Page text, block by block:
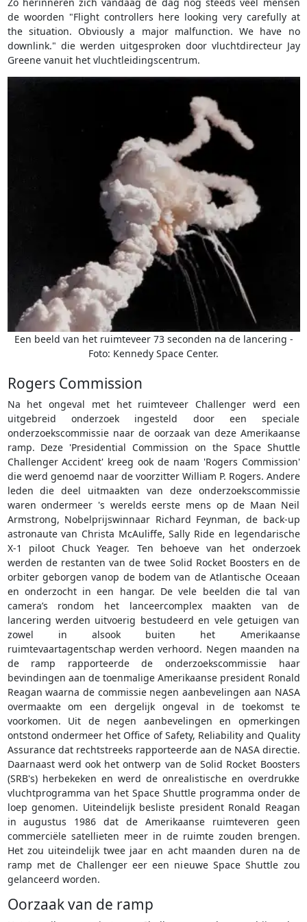
de woorden "Flight controllers here looking very carefully at
the situation. Obviously a major malfunction. We have no
downlink." die werden uitgesproken door vluchtdirecteur Jay
Greene vanuit het vluchtleidingscentrum.
Een beeld van het ruimteveer 73 seconden na de lancering -
Foto: Kennedy Space Center.
Rogers Commission
Na het ongeval met het ruimteveer Challenger werd een
uitgebreid onderzoek ingesteld door een speciale
onderzoekscommissie naar de oorzaak van deze Amerikaanse
ramp. Deze 'Presidential Commission on the Space Shuttle
Challenger Accident' kreeg ook de naam 'Rogers Commission'
die werd genoemd naar de voorzitter William P. Rogers. Andere
leden die deel uitmaakten van deze onderzoekscommissie
waren ondermeer 's werelds eerste mens op de Maan Neil
Armstrong, Nobelprijswinnaar Richard Feynman, de back-up
astronaute van Christa McAuliffe, Sally Ride en legendarische
X-1 piloot Chuck Yeager. Ten behoeve van het onderzoek
werden de restanten van de twee Solid Rocket Boosters en de
orbiter geborgen vanop de bodem van de Atlantische Oceaan
en onderzocht in een hangar. De vele beelden die tal van
camera’s rondom het lanceercomplex maakten van de
lancering werden uitvoerig bestudeerd en vele getuigen van
zowel in alsook buiten het Amerikaanse
ruimtevaartagentschap werden verhoord. Negen maanden na
de ramp rapporteerde de onderzoekscommissie haar
bevindingen aan de toenmalige Amerikaanse president Ronald
Reagan waarna de commissie negen aanbevelingen aan NASA
overmaakte om een dergelijk ongeval in de toekomst te
voorkomen. Uit de negen aanbevelingen en opmerkingen
ontstond ondermeer het Office of Safety, Reliability and Quality
Assurance dat rechtstreeks rapporteerde aan de NASA directie.
Daarnaast werd ook het ontwerp van de Solid Rocket Boosters
(SRB's) herbekeken en werd de onrealistische en overdrukke
vluchtprogramma van het Space Shuttle programma onder de
loep genomen. Uiteindelijk besliste president Ronald Reagan
in augustus 1986 dat de Amerikaanse ruimteveren geen
commerciële satellieten meer in de ruimte zouden brengen.
Het zou uiteindelijk twee jaar en acht maanden duren na de
ramp met de Challenger eer een nieuwe Space Shuttle zou
gelanceerd worden.
Oorzaak van de ramp